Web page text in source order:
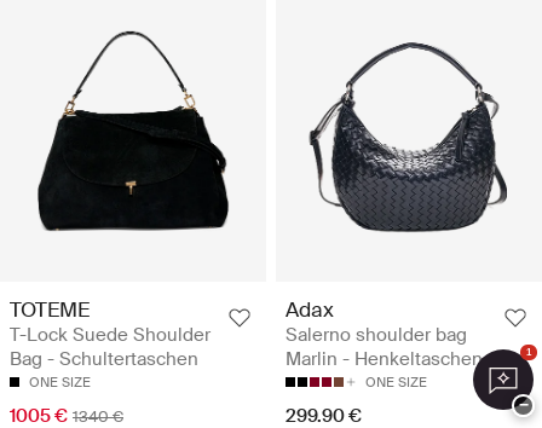
TOTEME
T-Lock Suede Shoulder
Bag - Schultertaschen
ONE SIZE
1005 € 1340 €
Adax
Salerno shoulder bag
Marlin - Henkeltaschen
ONE SIZE
299.90 €
1
−